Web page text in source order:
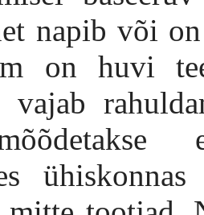
napib või on
on huvi
vajab